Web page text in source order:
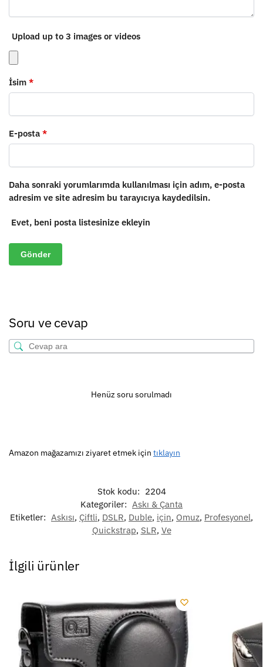
Upload up to 3 images or videos
İsim *
E-posta *
Daha sonraki yorumlarımda kullanılması için adım, e-posta
adresim ve site adresim bu tarayıcıya kaydedilsin.
Evet, beni posta listesinize ekleyin
Soru ve cevap
Henüz soru sorulmadı
Amazon mağazamızı ziyaret etmek için tıklayın
Stok kodu: 2204
Kategoriler: Askı & Çanta
Etiketler: Askısı, Çiftli, DSLR, Duble, için, Omuz, Profesyonel,
Quickstrap, SLR, Ve
İlgili ürünler